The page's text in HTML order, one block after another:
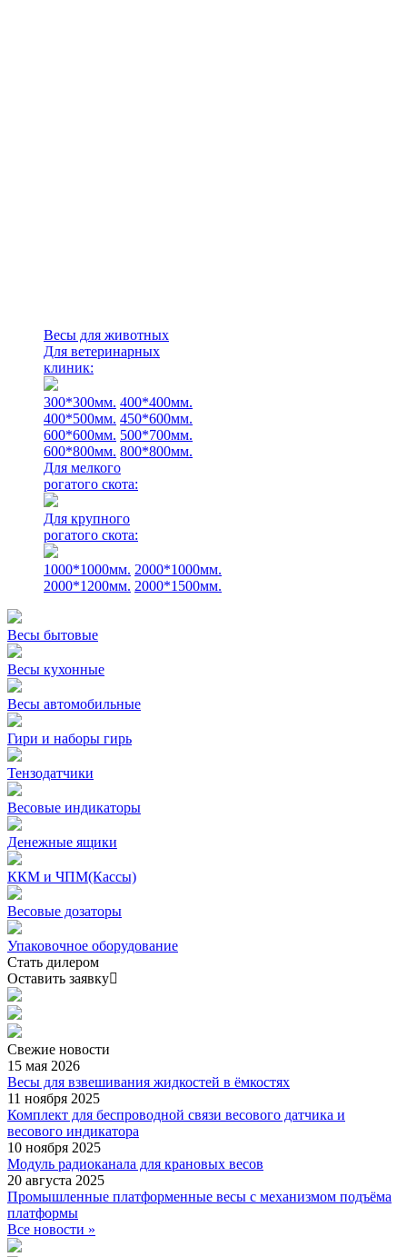
Весы для животных
Для ветеринарных
клиник:
300*300мм. 400*400мм.
400*500мм. 450*600мм.
600*600мм. 500*700мм.
600*800мм. 800*800мм.
Для мелкого
рогатого скота:
Для крупного
рогатого скота:
1000*1000мм. 2000*1000мм.
2000*1200мм. 2000*1500мм.
Весы бытовые
Весы кухонные
Весы автомобильные
Гири и наборы гирь
Тензодатчики
Весовые индикаторы
Денежные ящики
ККМ и ЧПМ(Кассы)
Весовые дозаторы
Упаковочное оборудование
Стать дилером
Оставить заявку
Свежие новости
15 мая 2026
Весы для взвешивания жидкостей в ёмкостях
11 ноября 2025
Комплект для беспроводной связи весового датчика и
весового индикатора
10 ноября 2025
Модуль радиоканала для крановых весов
20 августа 2025
Промышленные платформенные весы с механизмом подъёма
платформы
Все новости »